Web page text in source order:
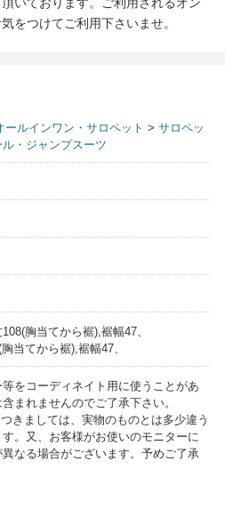
をつけてご利用下さいませ。
ールインワン・サロペット > サロペッ
ル・ジャンプスーツ
胸当てから裾),裾幅47、
当てから裾),裾幅47、
をコーディネイト用に使うことがあ
まれませんのでご了承下さい。
きましては、実物のものとは多少違う
。又、お客様がお使いのモニターに
なる場合がございます。予めご了承